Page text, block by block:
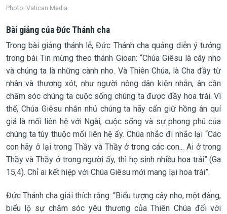
Photo: Vatican Media
Bài giảng của Đức Thánh cha
Trong bài giảng thánh lễ, Đức Thánh cha quảng diễn ý tưởng
trong bài Tin mừng theo thánh Gioan: “Chúa Giêsu là cây nho
và chúng ta là những cành nho. Và Thiên Chúa, là Cha đầy từ
nhân và thương xót, như người nông dân kiên nhẫn, ân cần
chăm sóc chúng ta cuộc sống chúng ta được đầy hoa trái. Vì
thế, Chúa Giêsu nhắn nhủ chúng ta hãy cẩn giữ hồng ân quí
giá là mối liên hệ với Ngài, cuộc sống và sự phong phú của
chúng ta tùy thuộc mối liên hệ ấy. Chúa nhắc đi nhắc lại “Các
con hãy ở lại trong Thầy và Thầy ở trong các con... Ai ở trong
Thầy và Thầy ở trong người ấy, thì họ sinh nhiều hoa trái” (Ga
15,4). Chỉ ai kết hiệp với Chúa Giêsu mới mang lại hoa trái”.
Đức Thánh cha giải thích rằng: “Biểu tượng cây nho, một đàng,
biểu lộ sự chăm sóc yêu thương của Thiên Chúa đối với